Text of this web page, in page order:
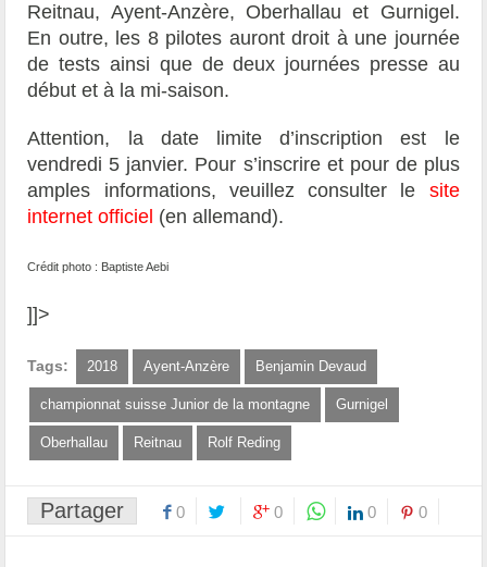
Reitnau, Ayent-Anzère, Oberhallau et Gurnigel.
En outre, les 8 pilotes auront droit à une journée
de tests ainsi que de deux journées presse au
début et à la mi-saison.
Attention, la date limite d’inscription est le
vendredi 5 janvier. Pour s’inscrire et pour de plus
amples informations, veuillez consulter le site
internet officiel (en allemand).
Crédit photo : Baptiste Aebi
]]>
Tags: 2018 Ayent-Anzère Benjamin Devaud
championnat suisse Junior de la montagne Gurnigel
Oberhallau Reitnau Rolf Reding
Partager 0 0 0 0